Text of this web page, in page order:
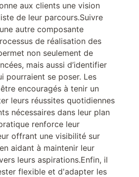
aux clients une vision
de leur parcours.Suivre
autre composante
de réalisation des
non seulement de
mais aussi d’identifier
pourraient se poser. Les
encouragés à tenir un
leurs réussites quotidiennes
nécessaires dans leur plan
renforce leur
offrant une visibilité sur
aidant à maintenir leur
leurs aspirations.Enfin, il
flexible et d'adapter les